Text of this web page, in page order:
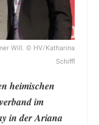
Will. © HV/Katharina
Schiffl
heimischen
im
in der Ariana